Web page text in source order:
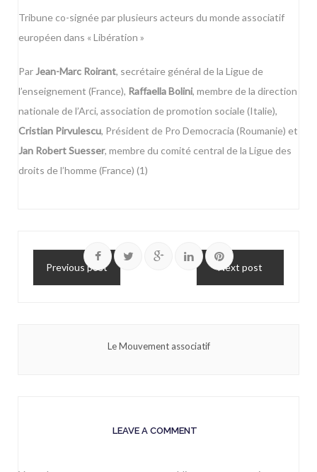
Tribune co-signée par plusieurs acteurs du monde associatif
européen dans « Libération »
Par Jean-Marc Roirant, secrétaire général de la Ligue de
l’enseignement (France), Raffaella Bolini, membre de la direction
nationale de l’Arci, association de promotion sociale (Italie),
Cristian Pirvulescu, Président de Pro Democracia (Roumanie) et
Jan Robert Suesser, membre du comité central de la Ligue des
droits de l’homme (France) (1)
Previous post Next post
Le Mouvement associatif
LEAVE A COMMENT